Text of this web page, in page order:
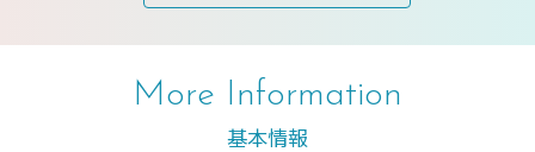
More Information
基本情報